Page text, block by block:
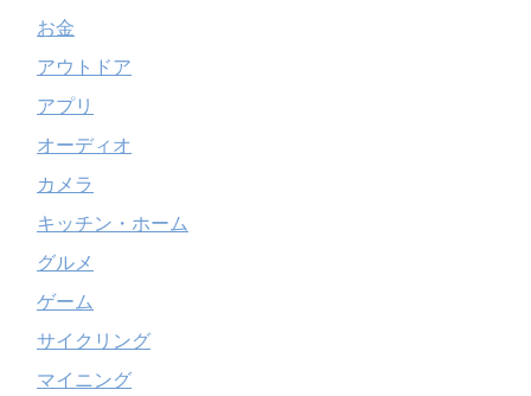
お金
アウトドア
アプリ
オーディオ
カメラ
キッチン・ホーム
グルメ
ゲーム
サイクリング
マイニング